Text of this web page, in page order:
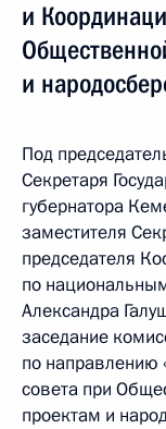
и
и
Под
Секретаря
губернатора
заместителя
председателя
по
Александра
заседание
по направлению
совета при
проектам и